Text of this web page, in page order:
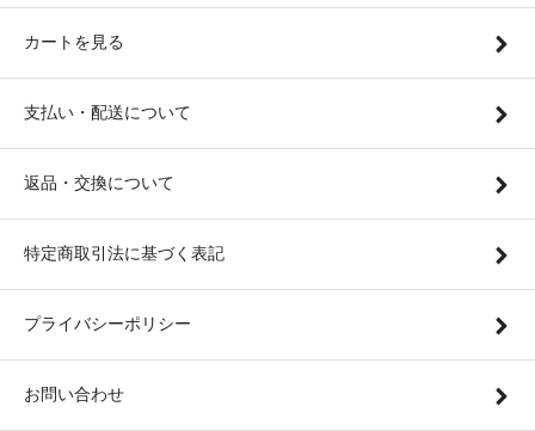
カートを見る
支払い・配送について
返品・交換について
特定商取引法に基づく表記
プライバシーポリシー
お問い合わせ